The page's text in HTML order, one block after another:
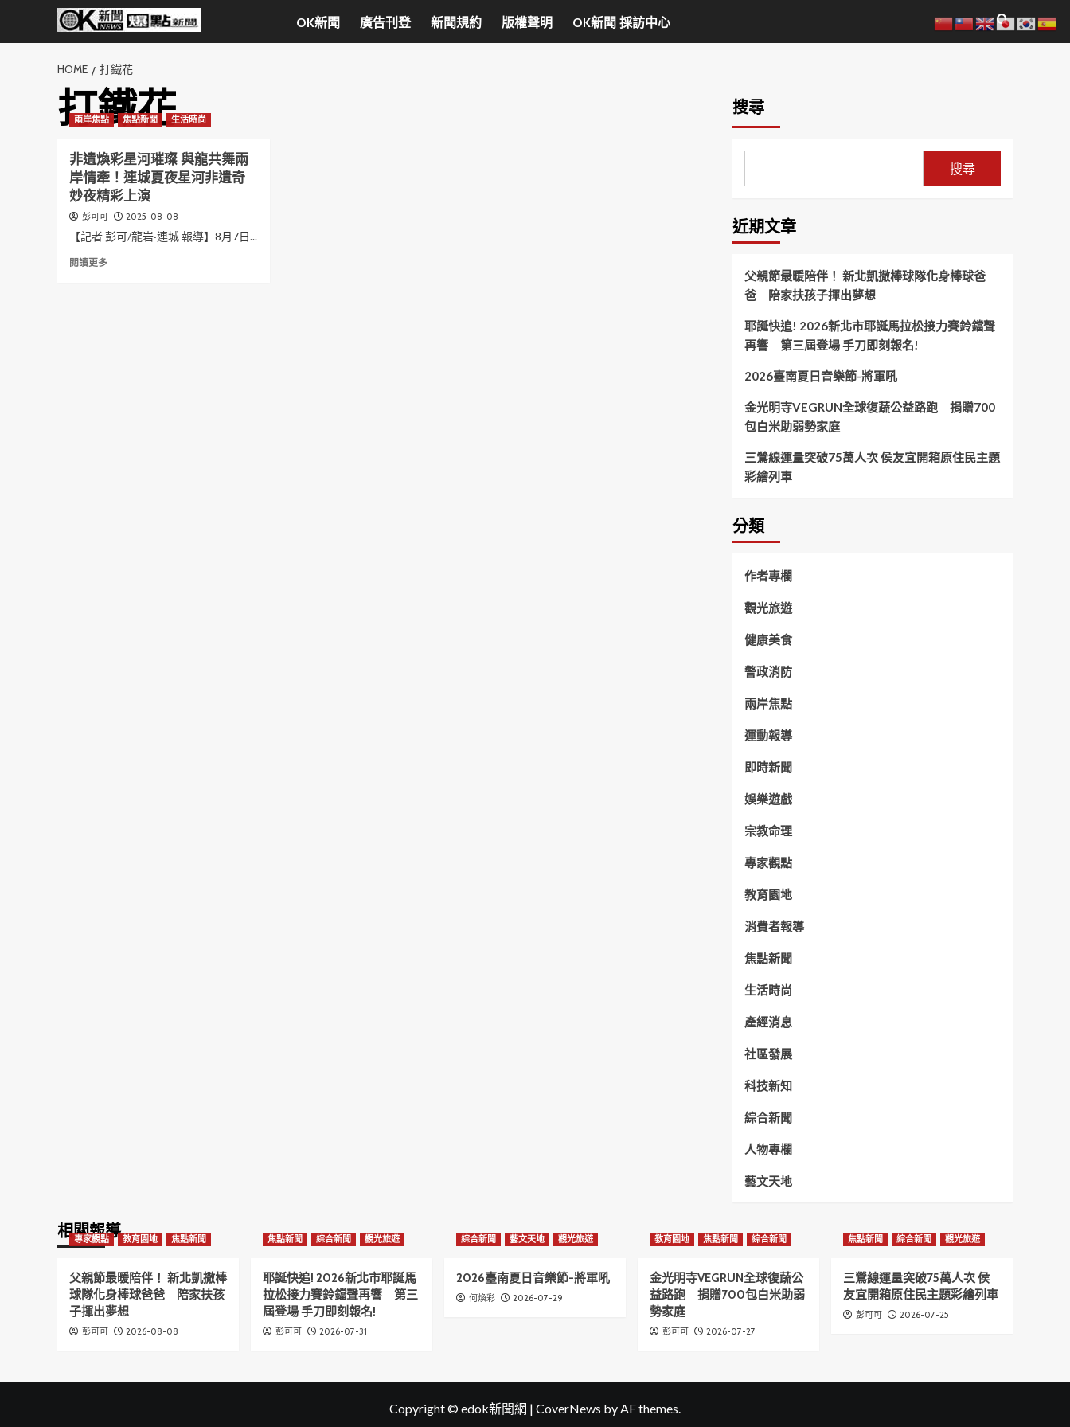
OK新聞 廣告刊登 新聞規約 版權聲明 OK新聞 採訪中心
HOME 打鐵花
打鐵花
兩岸焦點 焦點新聞 生活時尚
非遺煥彩星河璀璨 與龍共舞兩
岸情牽！連城夏夜星河非遺奇
妙夜精彩上演
彭可可 2025-08-08
【記者 彭可/龍岩·連城 報導】8月7日...
閱讀更多Read
搜尋
搜尋
近期文章
父親節最暖陪伴！ 新北凱撒棒球隊化身棒球爸
爸 陪家扶孩子揮出夢想
耶誕快追! 2026新北市耶誕馬拉松接力賽鈴鐺聲
再響 第三屆登場 手刀即刻報名!
2026臺南夏日音樂節-將軍吼
金光明寺VEGRUN全球復蔬公益路跑 捐贈700
包白米助弱勢家庭
三鶯線運量突破75萬人次 侯友宜開箱原住民主題
彩繪列車
分類
作者專欄
觀光旅遊
健康美食
警政消防
兩岸焦點
運動報導
即時新聞
娛樂遊戲
宗教命理
專家觀點
教育園地
消費者報導
焦點新聞
生活時尚
產經消息
社區發展
科技新知
綜合新聞
人物專欄
藝文天地
相關報導
專家觀點 教育園地 焦點新聞
父親節最暖陪伴！ 新北凱撒棒
球隊化身棒球爸爸 陪家扶孩
子揮出夢想
彭可可 2026-08-08
焦點新聞 綜合新聞 觀光旅遊
耶誕快追! 2026新北市耶誕馬
拉松接力賽鈴鐺聲再響 第三
屆登場 手刀即刻報名!
彭可可 2026-07-31
綜合新聞 藝文天地 觀光旅遊
2026臺南夏日音樂節-將軍吼
何煥彩 2026-07-29
教育園地 焦點新聞 綜合新聞
金光明寺VEGRUN全球復蔬公
益路跑 捐贈700包白米助弱
勢家庭
彭可可 2026-07-27
焦點新聞 綜合新聞 觀光旅遊
三鶯線運量突破75萬人次 侯
友宜開箱原住民主題彩繪列車
彭可可 2026-07-25
Copyright © edok新聞網 | CoverNews by AF themes.